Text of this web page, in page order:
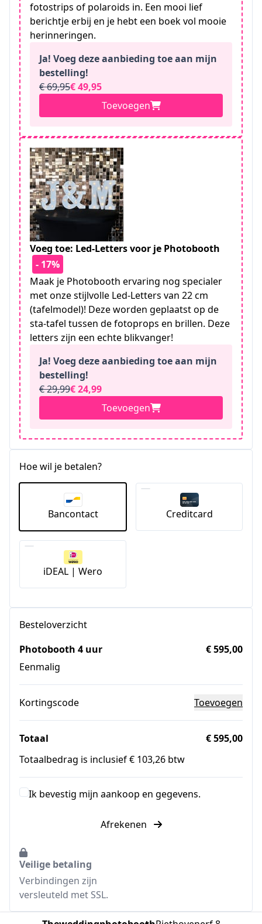
fotostrips of polaroids in. Een mooi lief
berichtje erbij en je hebt een boek vol mooie
herinneringen.
Ja! Voeg deze aanbieding toe aan mijn
bestelling!
€ 69,95€ 49,95
Toevoegen
Voeg toe: Led-Letters voor je Photobooth
- 17%
Maak je Photobooth ervaring nog specialer
met onze stijlvolle Led-Letters van 22 cm
(tafelmodel)! Deze worden geplaatst op de
sta-tafel tussen de fotoprops en brillen. Deze
letters zijn een echte blikvanger!
Ja! Voeg deze aanbieding toe aan mijn
bestelling!
€ 29,99€ 24,99
Toevoegen
Hoe wil je betalen?
Bancontact Creditcard
iDEAL | Wero
Besteloverzicht
Photobooth 4 uur
Eenmalig
€ 595,00
Kortingscode Toevoegen
Totaal
€ 595,00
Totaalbedrag is inclusief € 103,26 btw
Ik bevestig mijn aankoop en gegevens.
Afrekenen
Veilige betaling
Verbindingen zijn
versleuteld met SSL.